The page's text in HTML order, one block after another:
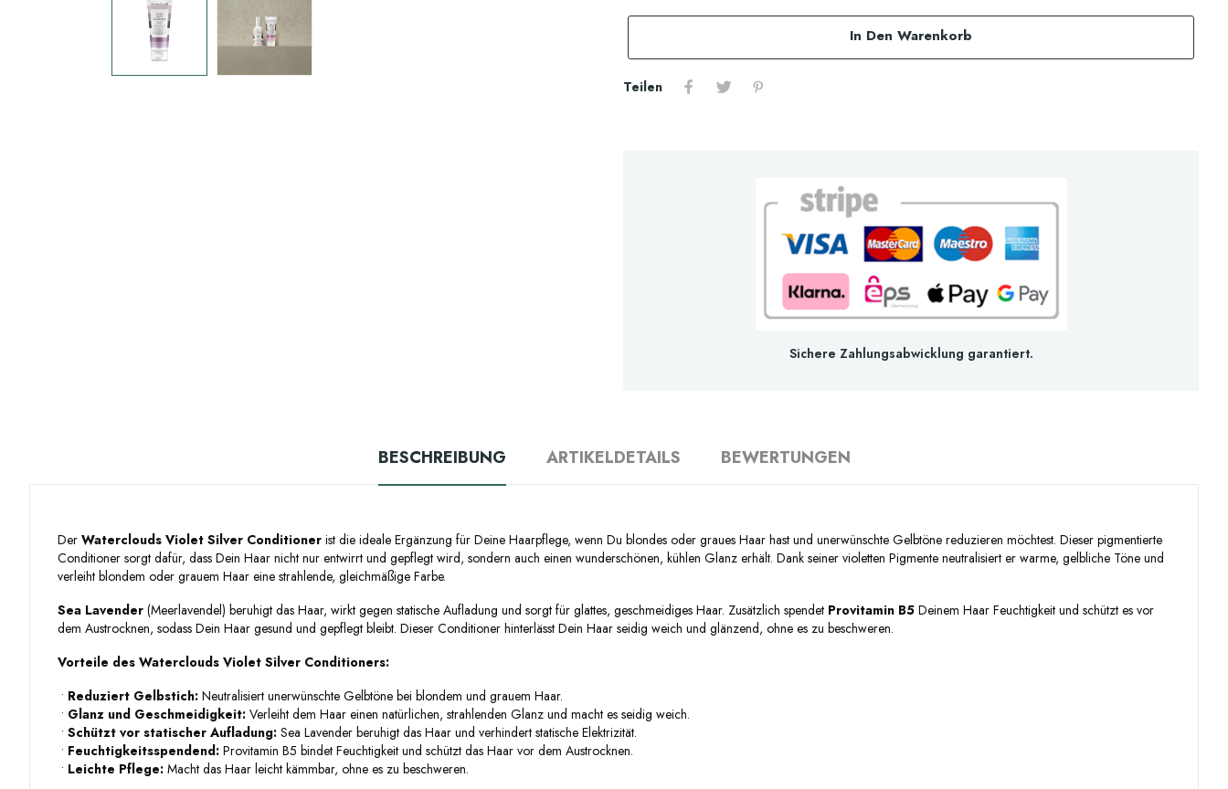
In Den Warenkorb
Teilen
Sichere Zahlungsabwicklung garantiert.
BESCHREIBUNG ARTIKELDETAILS BEWERTUNGEN
Der Waterclouds Violet Silver Conditioner ist die ideale Ergänzung für Deine Haarpflege, wenn Du blondes oder graues Haar hast und unerwünschte Gelbtöne reduzieren möchtest. Dieser pigmentierte
Conditioner sorgt dafür, dass Dein Haar nicht nur entwirrt und gepflegt wird, sondern auch einen wunderschönen, kühlen Glanz erhält. Dank seiner violetten Pigmente neutralisiert er warme, gelbliche Töne und
verleiht blondem oder grauem Haar eine strahlende, gleichmäßige Farbe.
Sea Lavender (Meerlavendel) beruhigt das Haar, wirkt gegen statische Aufladung und sorgt für glattes, geschmeidiges Haar. Zusätzlich spendet Provitamin B5 Deinem Haar Feuchtigkeit und schützt es vor
dem Austrocknen, sodass Dein Haar gesund und gepflegt bleibt. Dieser Conditioner hinterlässt Dein Haar seidig weich und glänzend, ohne es zu beschweren.
Vorteile des Waterclouds Violet Silver Conditioners:
• Reduziert Gelbstich: Neutralisiert unerwünschte Gelbtöne bei blondem und grauem Haar.
• Glanz und Geschmeidigkeit: Verleiht dem Haar einen natürlichen, strahlenden Glanz und macht es seidig weich.
• Schützt vor statischer Aufladung: Sea Lavender beruhigt das Haar und verhindert statische Elektrizität.
• Feuchtigkeitsspendend: Provitamin B5 bindet Feuchtigkeit und schützt das Haar vor dem Austrocknen.
• Leichte Pflege: Macht das Haar leicht kämmbar, ohne es zu beschweren.